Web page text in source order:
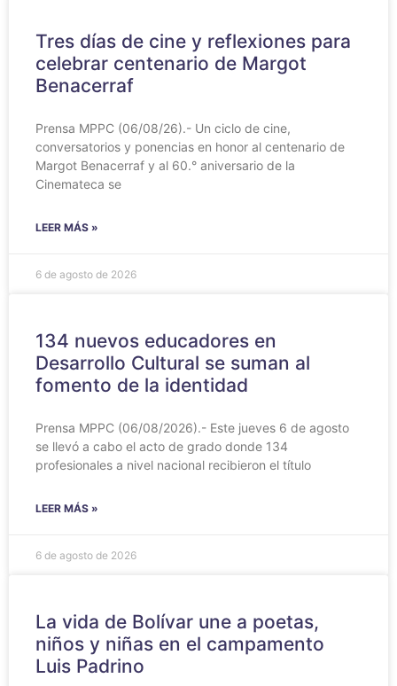
Tres días de cine y reflexiones para
celebrar centenario de Margot
Benacerraf
Prensa MPPC (06/08/26).- Un ciclo de cine,
conversatorios y ponencias en honor al centenario de
Margot Benacerraf y al 60.° aniversario de la
Cinemateca se
LEER MÁS »
6 de agosto de 2026
134 nuevos educadores en
Desarrollo Cultural se suman al
fomento de la identidad
Prensa MPPC (06/08/2026).- Este jueves 6 de agosto
se llevó a cabo el acto de grado donde 134
profesionales a nivel nacional recibieron el título
LEER MÁS »
6 de agosto de 2026
‎La vida de Bolívar une a poetas,
niños y niñas en el campamento
Luis Padrino